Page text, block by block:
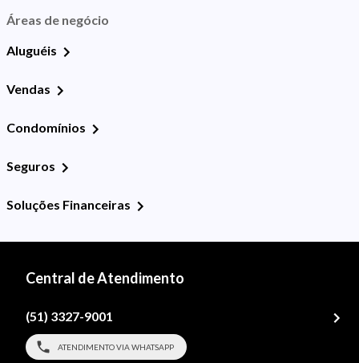
Áreas de negócio
Aluguéis
Vendas
Condomínios
Seguros
Soluções Financeiras
Central de Atendimento
(51) 3327-9001
ATENDIMENTO VIA WHATSAPP